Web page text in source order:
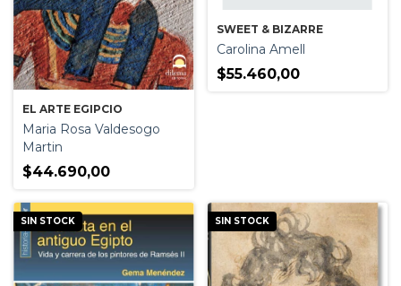
EL ARTE EGIPCIO
Maria Rosa Valdesogo
Martin
$44.690,00
SWEET & BIZARRE
Carolina Amell
$55.460,00
SIN STOCK SIN STOCK